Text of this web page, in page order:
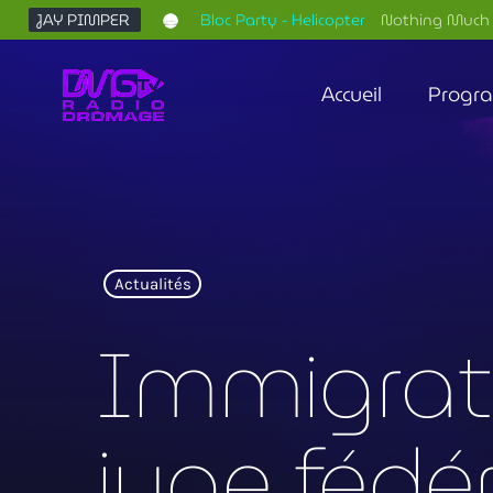
JAY PIMPER Bloc Party - Helicopter Nothing
Accueil
Actualités